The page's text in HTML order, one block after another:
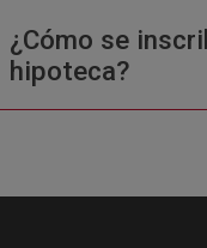
¿Cómo se
hipoteca?